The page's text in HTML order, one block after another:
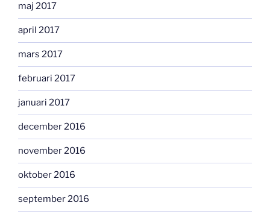
maj 2017
april 2017
mars 2017
februari 2017
januari 2017
december 2016
november 2016
oktober 2016
september 2016